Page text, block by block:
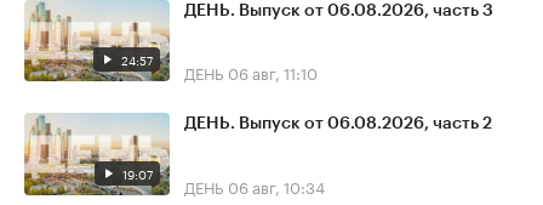
24:57
ДЕНЬ. Выпуск от 06.08.2026, часть 3
ДЕНЬ 06 авг, 11:10
19:07
ДЕНЬ. Выпуск от 06.08.2026, часть 2
ДЕНЬ 06 авг, 10:34